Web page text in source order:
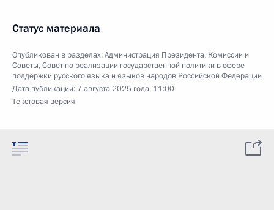
Статус материала
Опубликован в разделах:Администрация Президента, Комиссии и
Советы,Совет по реализации государственной политики в сфере
поддержки русского языка и языков народов Российской Федерации
Дата публикации: 7 августа 2025 года, 11:00
Текстовая версия